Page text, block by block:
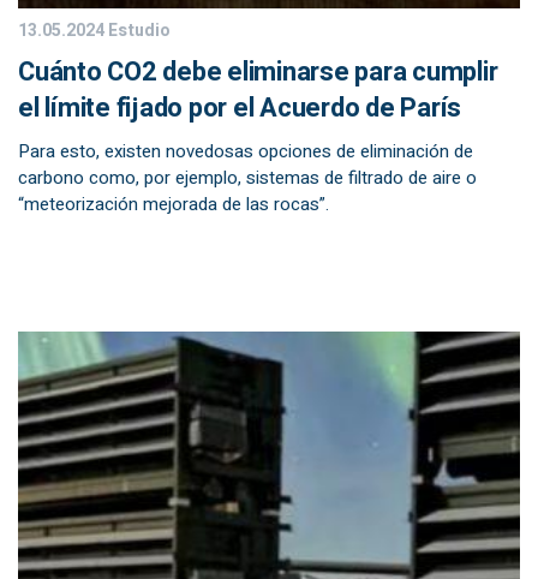
13.05.2024Estudio
Cuánto CO2 debe eliminarse para cumplir
el límite fijado por el Acuerdo de París
Para esto, existen novedosas opciones de eliminación de
carbono como, por ejemplo, sistemas de filtrado de aire o
“meteorización mejorada de las rocas”.